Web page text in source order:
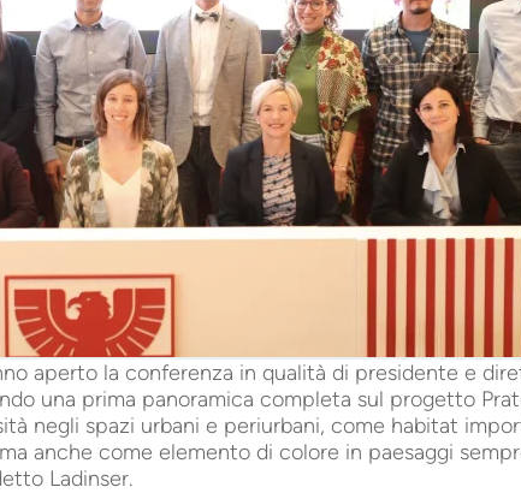
aperto la conferenza in qualità di presidente e
una prima panoramica completa sul progetto
negli spazi urbani e periurbani, come habitat
anche come elemento di colore in paesaggi
Ladinser.